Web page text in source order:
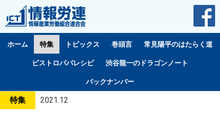
ホーム 特集 トピックス 巻頭言 常見陽平のはたらく道
ビストロパパレシピ 渋谷龍一のドラゴンノート
バックナンバー
特集 2021.12